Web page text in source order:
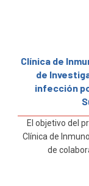
Clínica de
de
infección
El objetivo del
Clínica de
de